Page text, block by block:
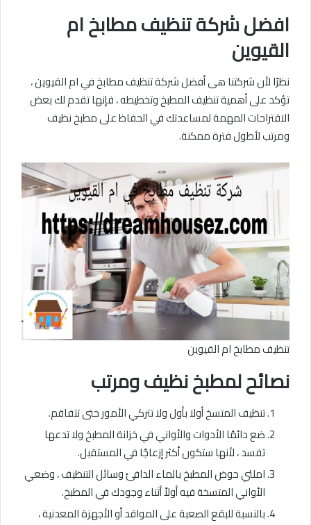
افضل شركة تنظيف مطابخام
القيوين
نظرًا لأن شركتنا هى أفضل شركة تنظيف مطابخ في ام القيوين ،
تؤكد على أهمية تنظيف المطبخ وتخطيطه ، فإنها تقدم لك بعض
الاقتراحات المهمة لمساعدتك في الحفاظ على مطبخ نظيف
ومرتب لأطول فترة ممكنة.
تنظيف مطابخ ام القيوين
نصائح لمطبخ نظيف ومرتب
تنظيف المتسخ أولا بأول ولا تتركي الأمور حتى تتفاقم.
ضع دائمًا الأدوات والأواني في خزانة المطبخ ولا تدعها
تفسد ، لأنها ستكون أكثر إزعاجًا في المستقبل.
املئي حوض المطبخ بالماء الدافئ وسائل التنظيف ، وضعي
الأواني المتسخة فيه أولاً أثناء وجودك في المطبخ.
بالنسبة للبقع الصعبة على المواقد أو الأجهزة المعدنية ،